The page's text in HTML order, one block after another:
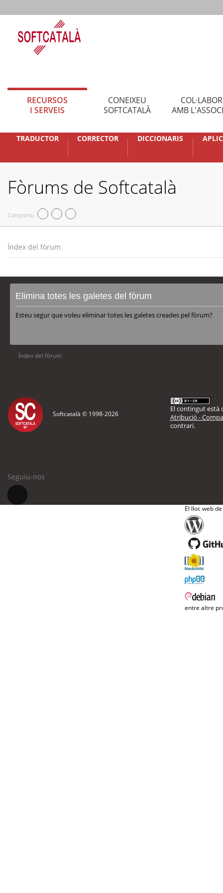
RECURSOS
I SERVEIS
CONEIXEU
SOFTCATALÀ
AMB
TRADUCTOR CORRECTOR DICCIONARIS
Fòrums de Softcatalà
Compartiu
Índex del fòrum
Elimina totes les galetes del fòrum
Esteu segur que voleu eliminar totes les galetes creades pel fòrum?
Índex del fòrum
Softcatalà © 1998-2026
El contingut està
Atribució -
contrari.
Seguiu-nos
El lloc web
entre altre